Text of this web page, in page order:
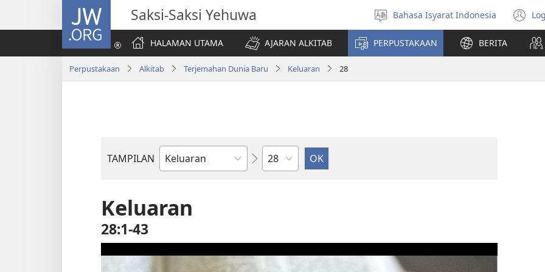
JW.ORG Saksi-Saksi Yehuwa
Pilih
bahasa
Bahasa Isyarat Indonesia
di
HALAMAN UTAMA
AJARAN ALKITAB PERPUSTAKAAN BERITA
Perpustakaan Alkitab Terjemahan Dunia Baru Keluaran 28
TAMPILAN
Buku
Pasal
Keluaran
28:1-43